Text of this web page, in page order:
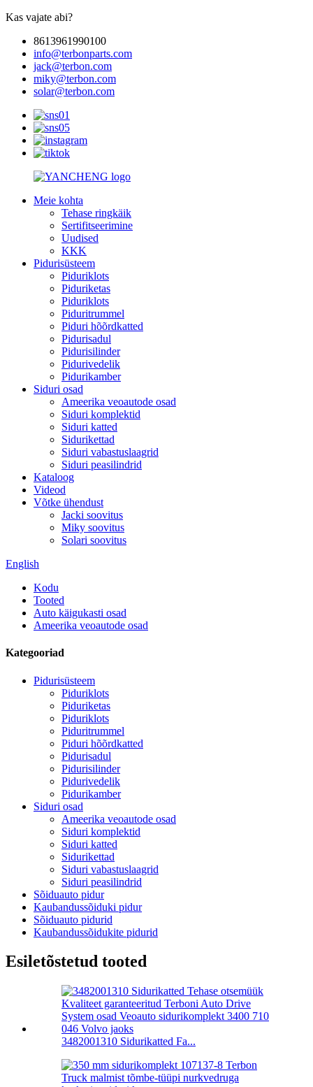
Kas vajate abi?
8613961990100
info@terbonparts.com
jack@terbon.com
miky@terbon.com
solar@terbon.com
Meie kohta
Tehase ringkäik
Sertifitseerimine
Uudised
KKK
Pidurisüsteem
Piduriklots
Piduriketas
Piduriklots
Piduritrummel
Piduri hõõrdkatted
Pidurisadul
Pidurisilinder
Pidurivedelik
Pidurikamber
Siduri osad
Ameerika veoautode osad
Siduri komplektid
Siduri katted
Sidurikettad
Siduri vabastuslaagrid
Siduri peasilindrid
Kataloog
Videod
Võtke ühendust
Jacki soovitus
Miky soovitus
Solari soovitus
English
Kodu
Tooted
Auto käigukasti osad
Ameerika veoautode osad
Kategooriad
Pidurisüsteem
Piduriklots
Piduriketas
Piduriklots
Piduritrummel
Piduri hõõrdkatted
Pidurisadul
Pidurisilinder
Pidurivedelik
Pidurikamber
Siduri osad
Ameerika veoautode osad
Siduri komplektid
Siduri katted
Sidurikettad
Siduri vabastuslaagrid
Siduri peasilindrid
Sõiduauto pidur
Kaubandussõiduki pidur
Sõiduauto pidurid
Kaubandussõidukite pidurid
Esiletõstetud tooted
3482001310 Sidurikatted Fa...